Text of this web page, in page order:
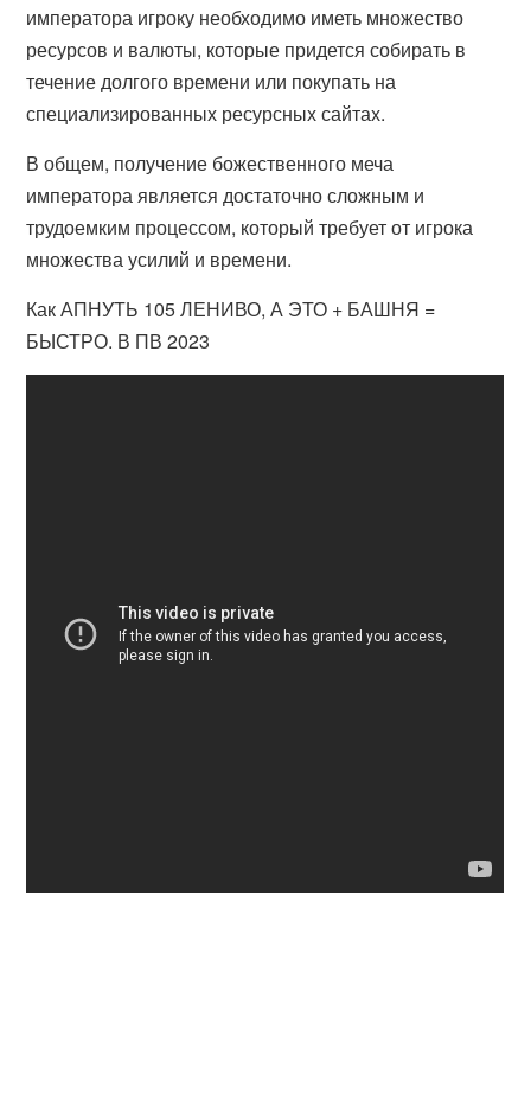
императора игроку необходимо иметь множество
ресурсов и валюты, которые придется собирать в
течение долгого времени или покупать на
специализированных ресурсных сайтах.
В общем, получение божественного меча
императора является достаточно сложным и
трудоемким процессом, который требует от игрока
множества усилий и времени.
Как АПНУТЬ 105 ЛЕНИВО, А ЭТО + БАШНЯ =
БЫСТРО. В ПВ 2023